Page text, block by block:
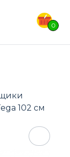
0
102 см